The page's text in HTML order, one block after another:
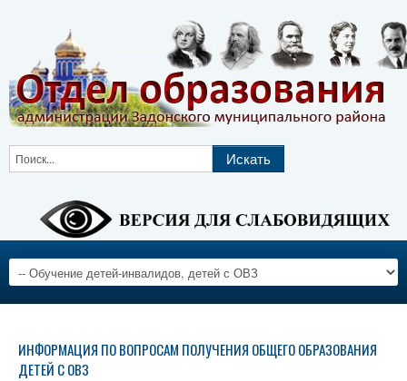
ИНФОРМАЦИЯ ПО ВОПРОСАМ ПОЛУЧЕНИЯ ОБЩЕГО ОБРАЗОВАНИЯ
ДЕТЕЙ С ОВЗ